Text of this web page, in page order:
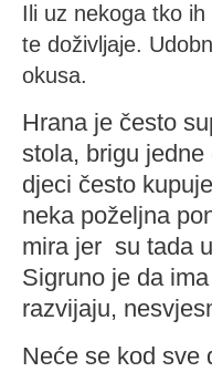
Ili uz nekoga tko
te doživljaje.
okusa.
Hrana je često
stola, brigu
djeci često
neka poželjna
mira jer su tada
Sigruno je da
razvijaju,
Neće se kod sve